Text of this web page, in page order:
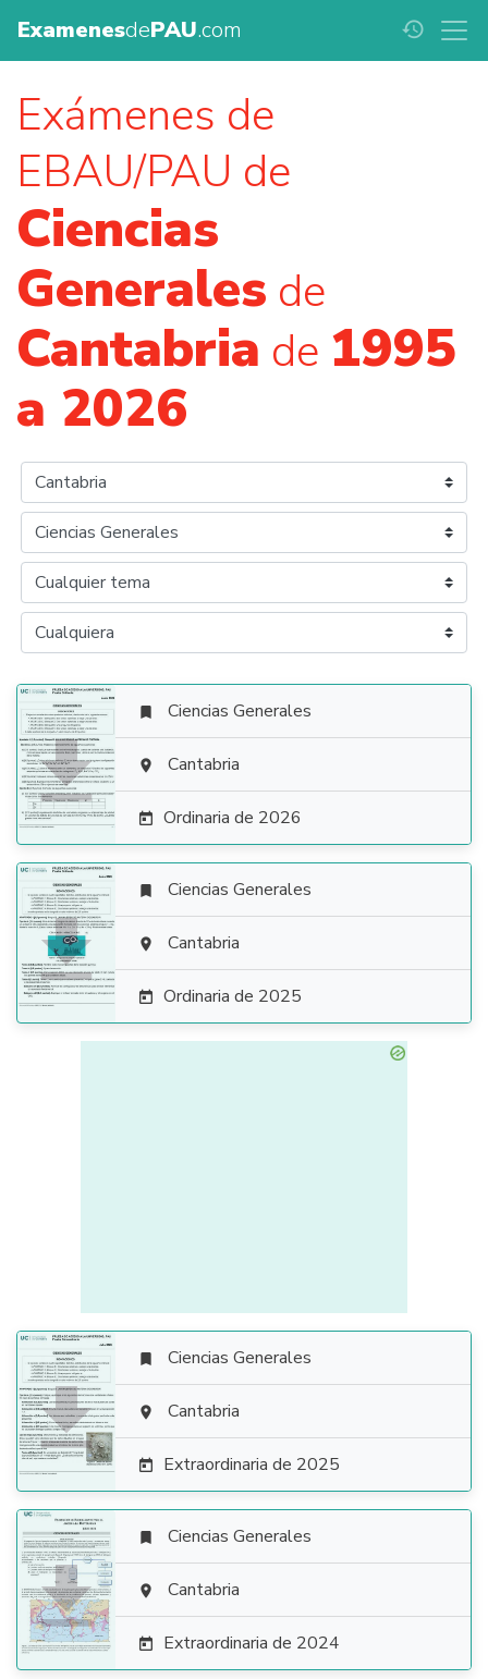
ExamenesdePAU.com history
Exámenes de
EBAU/PAU de
Ciencias
Generales de
Cantabria de 1995
a 2026

 Ciencias Generales
 Cantabria
 Ordinaria de 2026

 Ciencias Generales
 Cantabria
 Ordinaria de 2025

 Ciencias Generales
 Cantabria
 Extraordinaria de 2025

 Ciencias Generales
 Cantabria
 Extraordinaria de 2024